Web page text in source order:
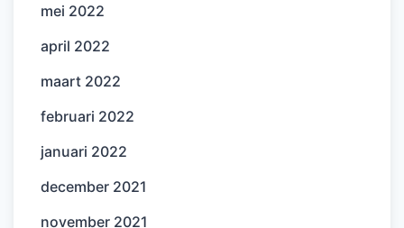
mei 2022
april 2022
maart 2022
februari 2022
januari 2022
december 2021
november 2021